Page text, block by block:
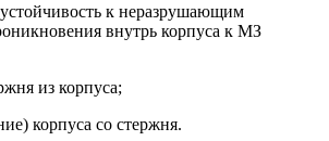
к неразрушающим
внутрь корпуса к МЗ
из корпуса;
корпуса со стержня.